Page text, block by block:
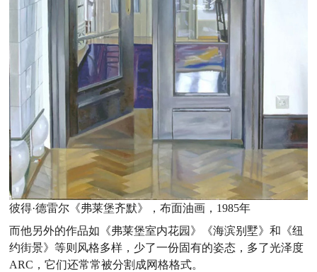
彼得·德雷尔《弗莱堡齐默》，布面油画，1985年
而他另外的作品如《弗莱堡室内花园》《海滨别墅》和《纽
约街景》等则风格多样，少了一份固有的姿态，多了光泽度
ARC，它们还常常被分割成网格格式。